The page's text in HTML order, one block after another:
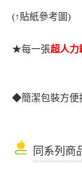
(↑貼紙參考圖)
★每一張超人力
◆簡潔包裝方便
同系列商